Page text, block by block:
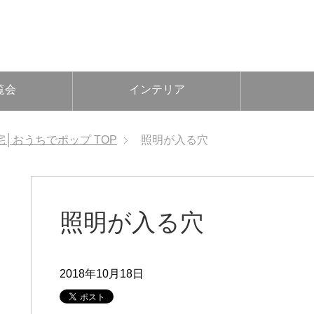
会 インテリア
│おうちでポップTOP 照明が入る穴
照明が入る穴
2018年10月18日